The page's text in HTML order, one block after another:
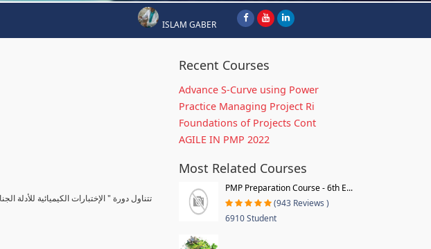
ISLAM GABER
تتناول دورة " الإختبارات الكيميائية
Recent Courses
Advance S-Curve using Power
Practice Managing Project Ri
Foundations of Projects Cont
AGILE IN PMP 2022
Most Related Courses
PMP Preparation Course - 6th E...
(943 Reviews )
6910 Student